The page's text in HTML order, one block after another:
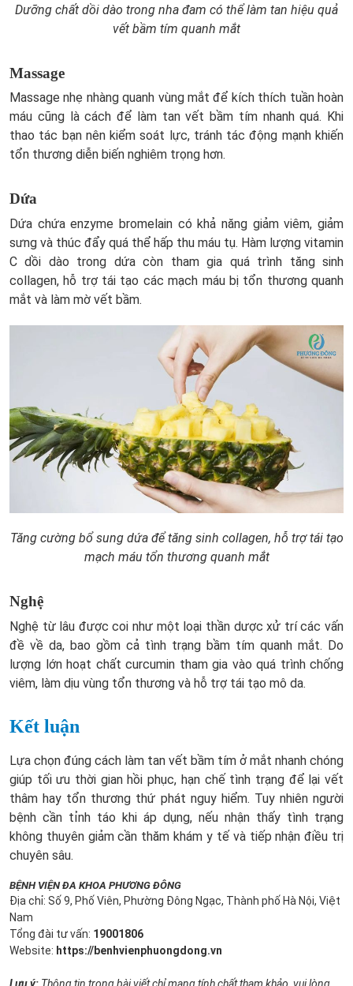
Dưỡng chất dồi dào trong nha đam có thể làm tan hiệu quả
vết bầm tím quanh mắt
Massage
Massage nhẹ nhàng quanh vùng mắt để kích thích tuần hoàn
máu cũng là cách để làm tan vết bầm tím nhanh quá. Khi
thao tác bạn nên kiểm soát lực, tránh tác động mạnh khiến
tổn thương diễn biến nghiêm trọng hơn.
Dứa
Dứa chứa enzyme bromelain có khả năng giảm viêm, giảm
sưng và thúc đẩy quá thể hấp thu máu tụ. Hàm lượng vitamin
C dồi dào trong dứa còn tham gia quá trình tăng sinh
collagen, hỗ trợ tái tạo các mạch máu bị tổn thương quanh
mắt và làm mờ vết bầm.
Tăng cường bổ sung dứa để tăng sinh collagen, hỗ trợ tái tạo
mạch máu tổn thương quanh mắt
Nghệ
Nghệ từ lâu được coi như một loại thần dược xử trí các vấn
đề về da, bao gồm cả tình trạng bầm tím quanh mắt. Do
lượng lớn hoạt chất curcumin tham gia vào quá trình chống
viêm, làm dịu vùng tổn thương và hỗ trợ tái tạo mô da.
Kết luận
Lựa chọn đúng cách làm tan vết bầm tím ở mắt nhanh chóng
giúp tối ưu thời gian hồi phục, hạn chế tình trạng để lại vết
thâm hay tổn thương thứ phát nguy hiểm. Tuy nhiên người
bệnh cần tỉnh táo khi áp dụng, nếu nhận thấy tình trạng
không thuyên giảm cần thăm khám y tế và tiếp nhận điều trị
chuyên sâu.
BỆNH VIỆN ĐA KHOA PHƯƠNG ĐÔNG
Địa chỉ: Số 9, Phố Viên, Phường Đông Ngạc, Thành phố Hà Nội, Việt
Nam
Tổng đài tư vấn: 19001806
Website: https://benhvienphuongdong.vn